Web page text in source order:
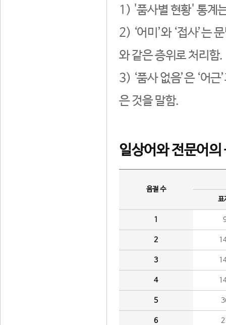
1) '품사별 현황' 통계
2) ‘어미’와 ‘접사’는
와 같은 층위로 처리함.
3) ‘품사 없음’은 ‘어
은 것을 말함.
일상어와 전문어의
음절 수
표
1
2
3
4
5
6